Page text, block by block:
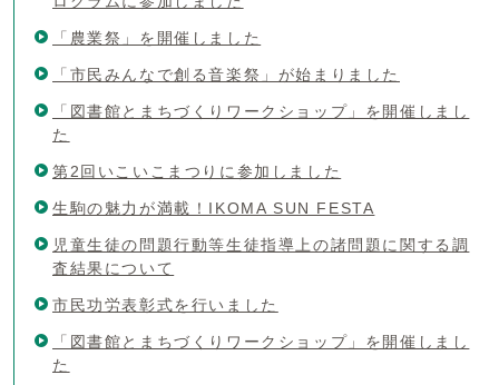
「農業祭」を開催しました
「市民みんなで創る音楽祭」が始まりました
「図書館とまちづくりワークショップ」を開催しまし
た
第2回いこいこまつりに参加しました
生駒の魅力が満載！IKOMA SUN FESTA
児童生徒の問題行動等生徒指導上の諸問題に関する調
査結果について
市民功労表彰式を行いました
「図書館とまちづくりワークショップ」を開催しまし
た